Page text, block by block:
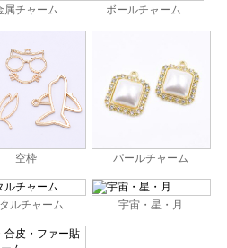
属チャーム ボールチャーム
空枠 パールチャーム
ルチャーム 宇宙・星・月